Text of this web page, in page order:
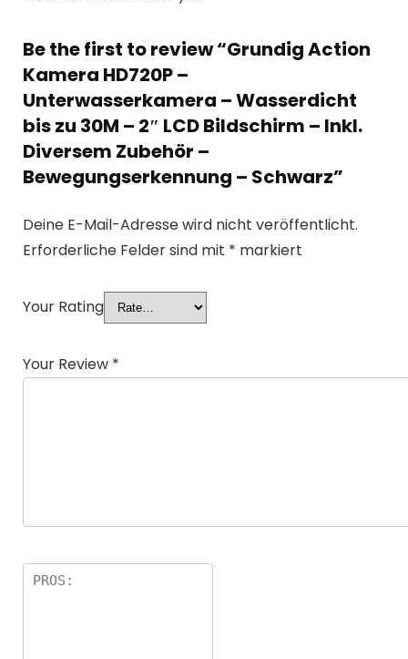
Be the first to review “Grundig Action
Kamera HD720P –
Unterwasserkamera – Wasserdicht
bis zu 30M – 2″ LCD Bildschirm – Inkl.
Diversem Zubehör –
Bewegungserkennung – Schwarz”
Deine E-Mail-Adresse wird nicht veröffentlicht.
Erforderliche Felder sind mit * markiert
Your Rating
Your Review *